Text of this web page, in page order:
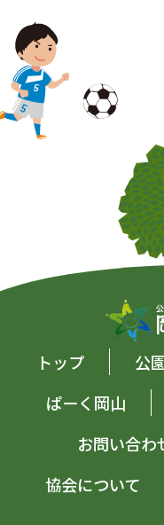
トップ 公
ぱーく岡山
お問い合わ
協会について